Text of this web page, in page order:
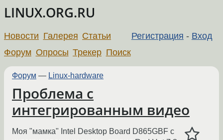
LINUX.ORG.RU
Регистрация - Вход
Новости Галерея Статьи
Форум Опросы Трекер Поиск
Форум — Linux-hardware
Проблема с
интегрированным видео
Моя "мамка" Intel Desktop Board D865GBF с